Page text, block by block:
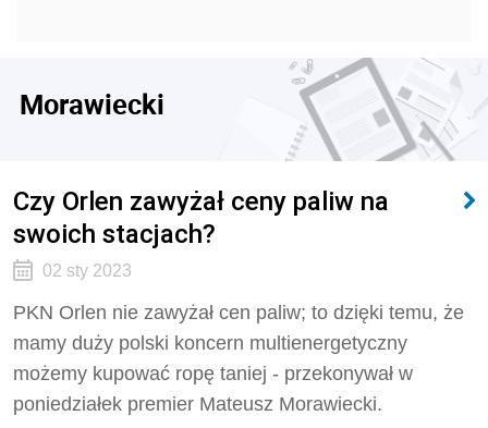
Morawiecki
Czy Orlen zawyżał ceny paliw na
swoich stacjach?
02 sty 2023
PKN Orlen nie zawyżał cen paliw; to dzięki temu, że
mamy duży polski koncern multienergetyczny
możemy kupować ropę taniej - przekonywał w
poniedziałek premier Mateusz Morawiecki.